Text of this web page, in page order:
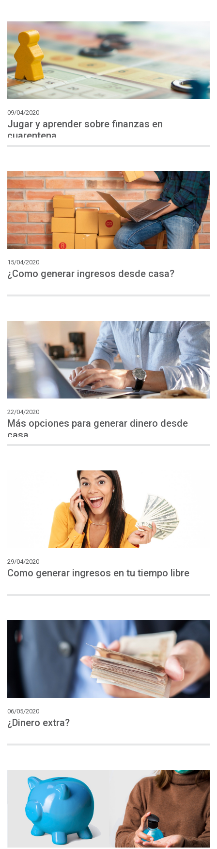
09/04/2020
Jugar y aprender sobre finanzas en
cuarentena
15/04/2020
¿Como generar ingresos desde casa?
22/04/2020
Más opciones para generar dinero desde
casa.
29/04/2020
Como generar ingresos en tu tiempo libre
06/05/2020
¿Dinero extra?